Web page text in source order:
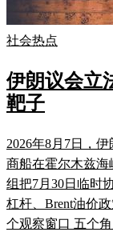
社会热点
伊朗议会立
靶子
2026年8月7日，
商船在霍尔木兹
组把7月30日临时
杠杆、Brent油价
个观察窗口 五个